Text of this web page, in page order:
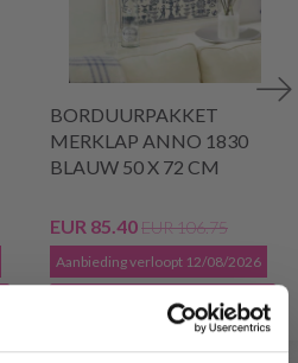
BORDUURPAKKET
MERKLAP ANNO 1830
BLAUW 50 X 72 CM
EUR 85.40EUR 106.75
Aanbieding verloopt 12/08/2026
Voeg toe aan winkelwagen